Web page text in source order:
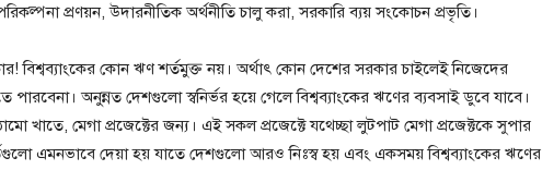
প্রণয়ন, উদারনীতিক অর্থনীতি চালু করা, সরকারি ব্যয় সংকোচন প্রভৃতি।
বিশ্বব্যাংকের কোন ঋণ শর্তমুক্ত নয়। অর্থাৎ কোন দেশের সরকার চাইলেই নিজেদের
অনুন্নত দেশগুলো স্বনির্ভর হয়ে গেলে বিশ্বব্যাংকের ঋণের ব্যবসাই ডুবে যাবে।
খাতে, মেগা প্রজেক্টের জন্য। এই সকল প্রজেক্টে যথেচ্ছা লুটপাট মেগা প্রজেক্টকে সুপার
এমনভাবে দেয়া হয় যাতে দেশগুলো আরও নিঃস্ব হয় এবং একসময় বিশ্বব্যাংকের ঋণের